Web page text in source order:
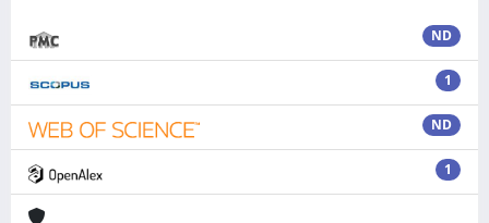
ND
1
ND
1